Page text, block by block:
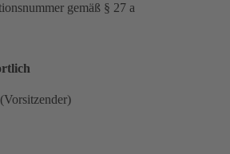
gemäß § 27 a